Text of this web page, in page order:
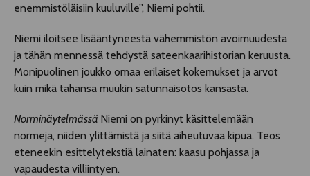
enemmistöläisiin kuuluville”, Niemi pohtii.
Niemi iloitsee lisääntyneestä vähemmistön avoimuudesta
ja tähän mennessä tehdystä sateenkaarihistorian keruusta.
Monipuolinen joukko omaa erilaiset kokemukset ja arvot
kuin mikä tahansa muukin satunnaisotos kansasta.
Norminäytelmässä Niemi on pyrkinyt käsittelemään
normeja, niiden ylittämistä ja siitä aiheutuvaa kipua. Teos
eteneekin esittelytekstiä lainaten: kaasu pohjassa ja
vapaudesta villiintyen.